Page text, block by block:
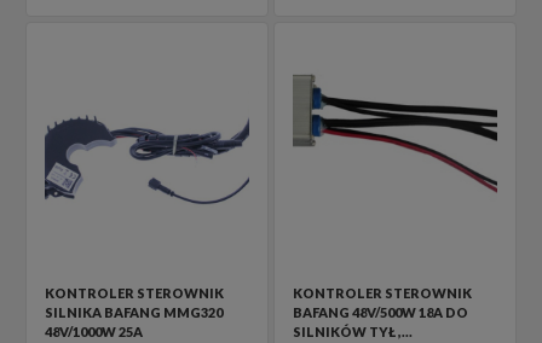
KONTROLER STEROWNIK
SILNIKA BAFANG MMG320
48V/1000W 25A
KONTROLER STEROWNIK
BAFANG 48V/500W 18A DO
SILNIKÓW TYŁ ,…